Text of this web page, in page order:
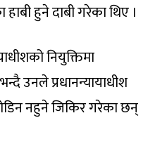
हाबी हुने दाबी गरेका थिए ।
नियुक्तिमा
उनले प्रधानन्यायाधीश
नहुने जिकिर गरेका छन्